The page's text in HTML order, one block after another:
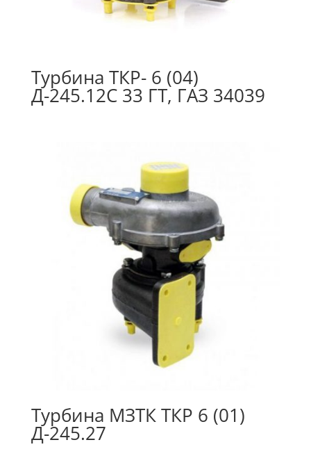
Турбина ТКР- 6 (04)
Д-245.12С 33 ГТ, ГАЗ 34039
Турбина МЗТК ТКР 6 (01)
Д-245.27